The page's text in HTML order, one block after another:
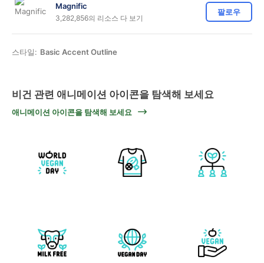
Magnific
3,282,856의 리소스 다 보기
팔로우
스타일: Basic Accent Outline
비건 관련 애니메이션 아이콘을 탐색해 보세요
애니메이션 아이콘을 탐색해 보세요